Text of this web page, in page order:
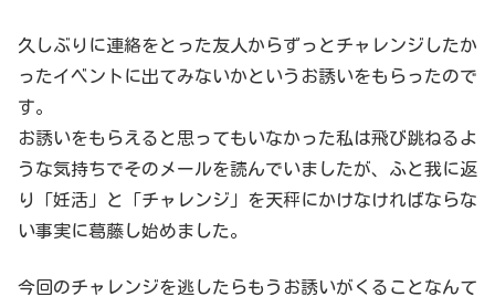
久しぶりに連絡をとった友人からずっとチャレンジしたか
ったイベントに出てみないかというお誘いをもらったので
す。
お誘いをもらえると思ってもいなかった私は飛び跳ねるよ
うな気持ちでそのメールを読んでいましたが、ふと我に返
り「妊活」と「チャレンジ」を天秤にかけなければならな
い事実に葛藤し始めました。
今回のチャレンジを逃したらもうお誘いがくることなんて